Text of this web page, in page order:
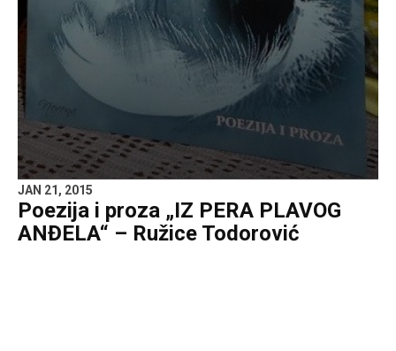
JAN 21, 2015
Poezija i proza „IZ PERA PLAVOG
ANĐELA“ – Ružice Todorović